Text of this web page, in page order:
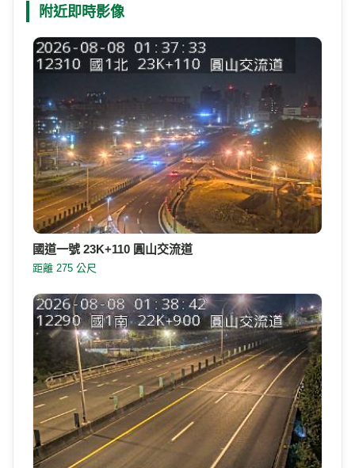
附近即時影像
國道一號 23K+110 圓山交流道
距離 275 公尺